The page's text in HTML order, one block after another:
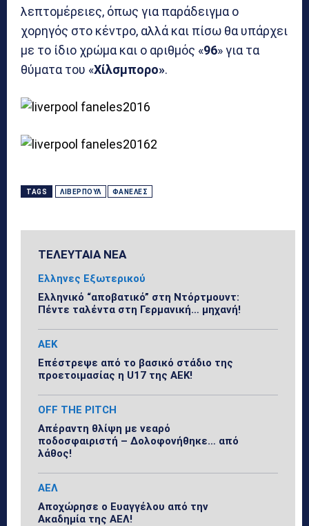
λεπτομέρειες, όπως για παράδειγμα ο
χορηγός στο κέντρο, αλλά και πίσω θα υπάρχει
με το ίδιο χρώμα και ο αριθμός «96» για τα
θύματα του «Χίλσμπορο».
TAGS ΛΊΒΕΡΠΟΥΛ ΦΑΝΈΛΕΣ
ΤΕΛΕΥΤΑΙΑ ΝΕΑ
Ελληνες Εξωτερικού
Ελληνικό “αποβατικό” στη Ντόρτμουντ:
Πέντε ταλέντα στη Γερμανική… μηχανή!
ΑΕΚ
Επέστρεψε από το βασικό στάδιο της
προετοιμασίας η U17 της ΑΕΚ!
OFF THE PITCH
Απέραντη θλίψη με νεαρό
ποδοσφαιριστή – Δολοφονήθηκε… από
λάθος!
ΑΕΛ
Αποχώρησε ο Ευαγγέλου από την
Ακαδημία της ΑΕΛ!